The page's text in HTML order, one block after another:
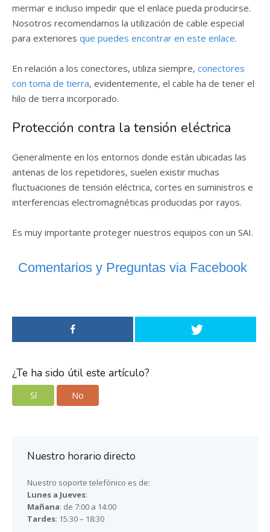
mermar e incluso impedir que el enlace pueda producirse.
Nosotros recomendamos la utilización de cable especial
para exteriores que puedes encontrar en este enlace.
En relación a los conectores, utiliza siempre, conectores
con toma de tierra, evidentemente, el cable ha de tener el
hilo de tierra incorporado.
Protección contra la tensión eléctrica
Generalmente en los entornos donde están ubicadas las
antenas de los repetidores, suelen existir muchas
fluctuaciones de tensión eléctrica, cortes en suministros e
interferencias electromagnéticas producidas por rayos.
Es muy importante proteger nuestros equipos con un SAI.
Comentarios y Preguntas via Facebook
¿Te ha sido útil este artículo?
Sí No
Nuestro horario directo
Nuestro soporte telefónico es de:
Lunes a Jueves:
Mañana: de 7:00 a 14:00
Tardes: 15:30 – 18:30